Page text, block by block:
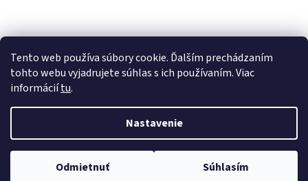
Tento web používa súbory cookie. Ďalším prechádzaním
tohto webu vyjadrujete súhlas s ich používaním. Viac
informáciítu.
Nastavenie
Odmietnuť Súhlasím
Vytvoril Shoptet
Copyright 2026Euro Office . Všetky práva vyhradené.